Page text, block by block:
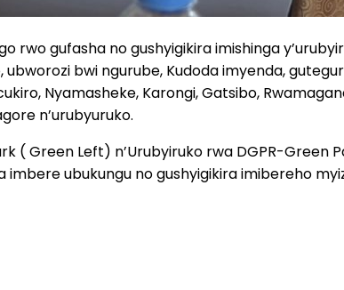
gufasha no gushyigikira imishinga
bwi ngurube, Kudoda imyenda,
Nyamasheke, Karongi, Gatsibo,
n’urubyuruko.
( Green Left) n’Urubyiruko rwa DGPR-Green
ubukungu no gushyigikira imibereho